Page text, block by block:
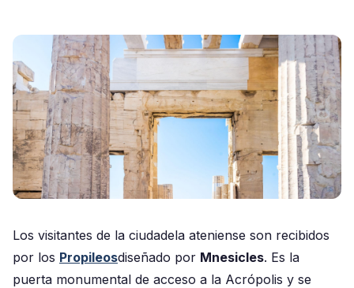
Los visitantes de la ciudadela ateniense son recibidos
por los Propileosdiseñado por Mnesicles. Es la
puerta monumental de acceso a la Acrópolis y se